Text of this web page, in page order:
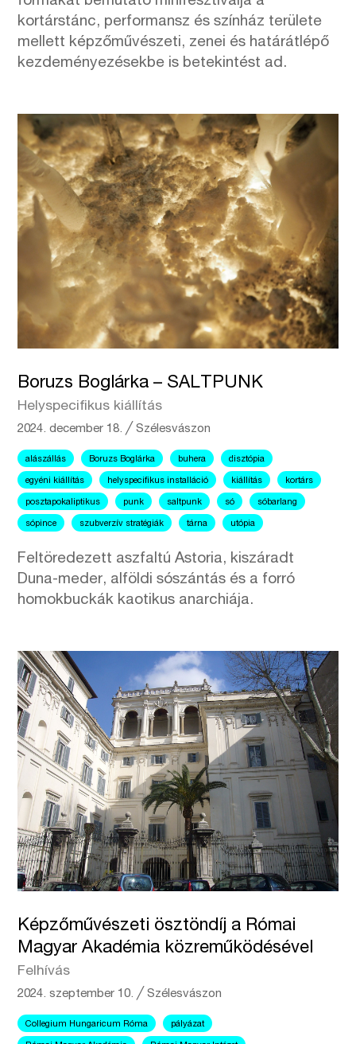
kortárstánc, performansz és színház területe
mellett képzőművészeti, zenei és határátlépő
kezdeményezésekbe is betekintést ad.
Boruzs Boglárka – SALTPUNK
Helyspecifikus kiállítás
2024. december 18. ╱Szélesvászon
alászállás Boruzs Boglárka buhera disztópia
egyéni kiállítás helyspecifikus installáció kiállítás kortárs
posztapokaliptikus punk saltpunk só sóbarlang
sópince szubverzív stratégiák tárna utópia
Feltöredezett aszfaltú Astoria, kiszáradt
Duna-meder, alföldi sószántás és a forró
homokbuckák kaotikus anarchiája.
Képzőművészeti ösztöndíj a Római
Magyar Akadémia közreműködésével
Felhívás
2024. szeptember 10. ╱Szélesvászon
Collegium Hungaricum Róma pályázat